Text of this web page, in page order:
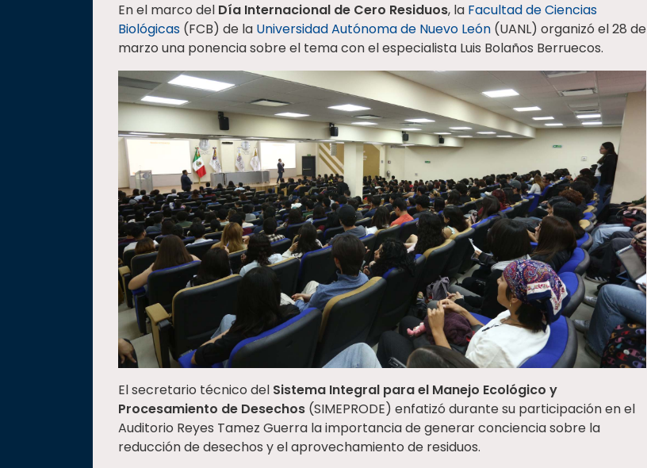
En el marco del Día Internacional de Cero Residuos, la Facultad de Ciencias
Biológicas (FCB) de la Universidad Autónoma de Nuevo León (UANL) organizó el 28 de
marzo una ponencia sobre el tema con el especialista Luis Bolaños Berruecos.
El secretario técnico del Sistema Integral para el Manejo Ecológico y
Procesamiento de Desechos (SIMEPRODE) enfatizó durante su participación en el
Auditorio Reyes Tamez Guerra la importancia de generar conciencia sobre la
reducción de desechos y el aprovechamiento de residuos.